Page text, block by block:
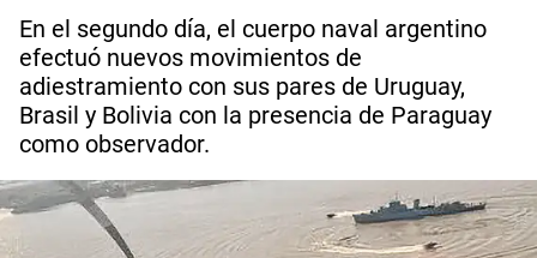
En el segundo día, el cuerpo naval argentino
efectuó nuevos movimientos de
adiestramiento con sus pares de Uruguay,
Brasil y Bolivia con la presencia de Paraguay
como observador.